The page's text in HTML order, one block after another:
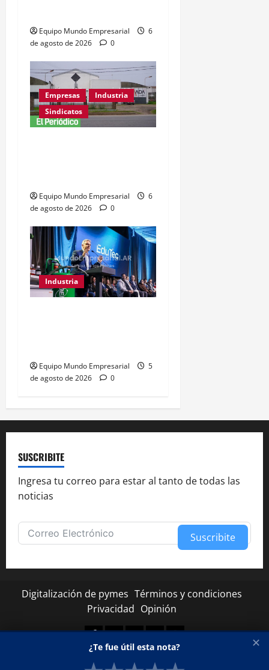
Equipo Mundo Empresarial
6
de agosto de 2026
0
Empresas
Industria
Sindicatos
Equipo Mundo Empresarial
6
de agosto de 2026
0
Industria
Equipo Mundo Empresarial
5
de agosto de 2026
0
SUSCRIBITE
Ingresa tu correo para estar al tanto de todas las
noticias
Suscribite
Digitalización de pymes Términos y condiciones
Privacidad Opinión
Facebook
TwitterLinkedinYoutubeInstagram
Copyright © Todos los derechos reservados.
✕
¿Te fue útil esta nota?